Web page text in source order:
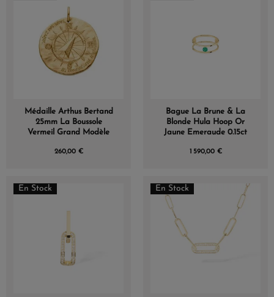
Médaille Arthus Bertand
25mm La Boussole
Vermeil Grand Modèle
260,00 €
Bague La Brune & La
Blonde Hula Hoop Or
Jaune Emeraude 0.15ct
1 590,00 €
En Stock En Stock